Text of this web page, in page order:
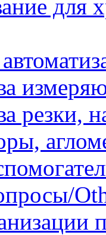
для
резки,